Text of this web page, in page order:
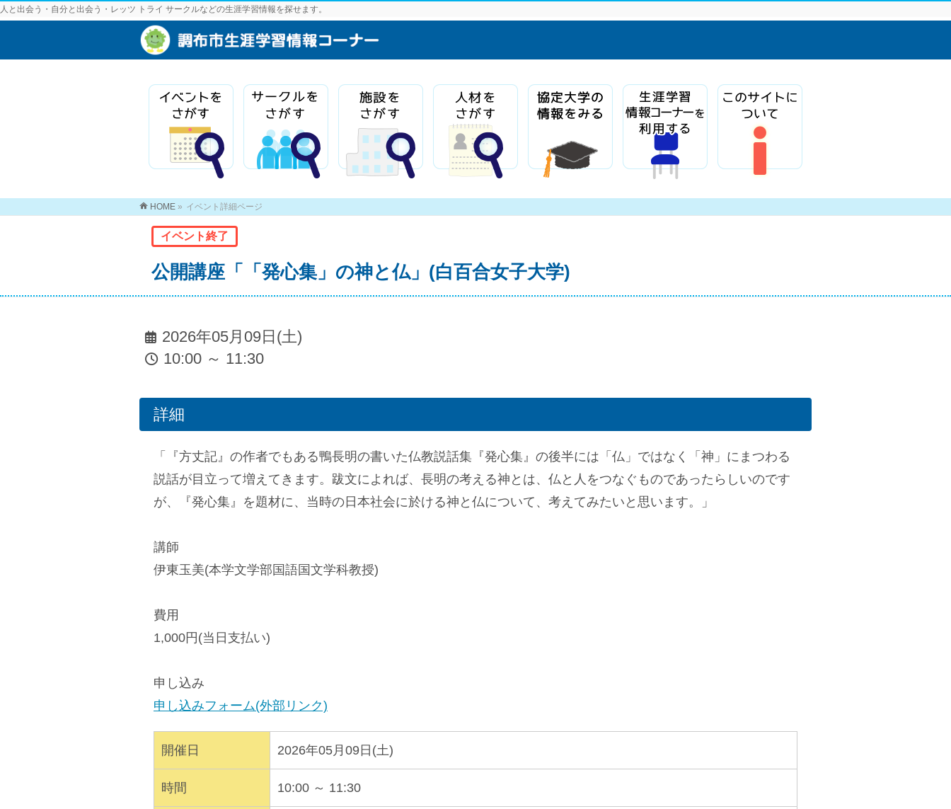
人と出会う・自分と出会う・レッツ トライ サークルなどの生涯学習情報を探せます。
HOME » イベント詳細ページ
イベント終了
公開講座「「発心集」の神と仏」(白百合女子大学)
2026年05月09日(土)
10:00 ～ 11:30
詳細
「『方丈記』の作者でもある鴨長明の書いた仏教説話集『発心集』の後半には「仏」ではなく「神」にまつわる
説話が目立って増えてきます。跋文によれば、長明の考える神とは、仏と人をつなぐものであったらしいのです
が、『発心集』を題材に、当時の日本社会に於ける神と仏について、考えてみたいと思います。」
講師
伊東玉美(本学文学部国語国文学科教授)
費用
1,000円(当日支払い)
申し込み
申し込みフォーム(外部リンク)
開催日 2026年05月09日(土)
時間 10:00 ～ 11:30